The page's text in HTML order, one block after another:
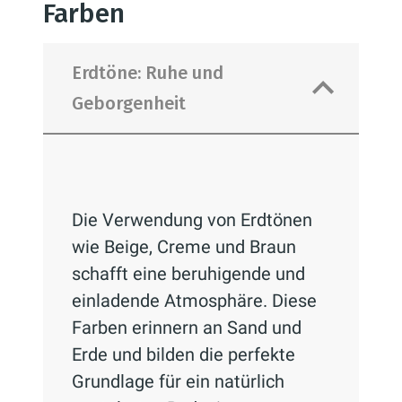
von Luxus und Zeitlosigkeit
Arbeitsplatten, Böden oder als
Akzent in der Dusche.
Erlebnis schaffen.
Farben
Erdtöne: Ruhe und
Geborgenheit
Die Verwendung von Erdtönen
wie Beige, Creme und Braun
schafft eine beruhigende und
einladende Atmosphäre. Diese
Farben erinnern an Sand und
Erde und bilden die perfekte
Grundlage für ein natürlich